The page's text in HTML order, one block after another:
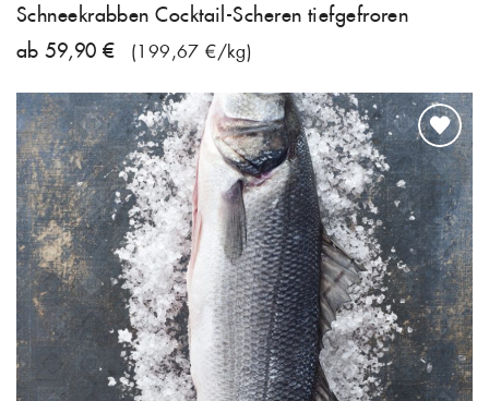
Schneekrabben Cocktail-Scheren tiefgefroren
ab 59,90 €
(199,67 €/kg)